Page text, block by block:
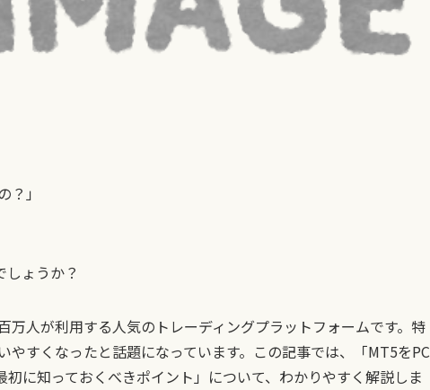
？」
ょうか？
人が利用する人気のトレーディングプラットフォームです。特
すくなったと話題になっています。この記事では、「MT5をPC
に知っておくべきポイント」について、わかりやすく解説しま